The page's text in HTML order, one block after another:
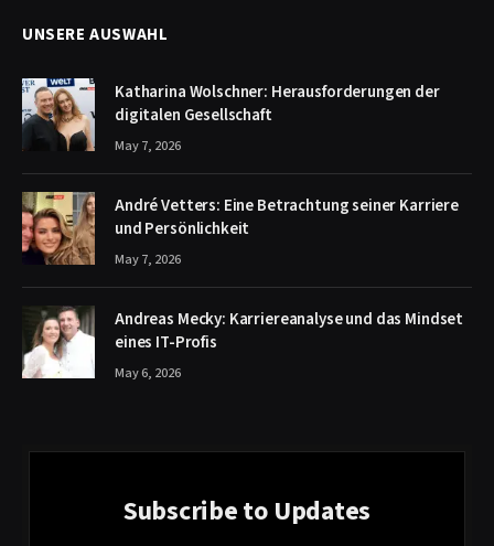
UNSERE AUSWAHL
Katharina Wolschner: Herausforderungen der
digitalen Gesellschaft
May 7, 2026
André Vetters: Eine Betrachtung seiner Karriere
und Persönlichkeit
May 7, 2026
Andreas Mecky: Karriereanalyse und das Mindset
eines IT-Profis
May 6, 2026
Subscribe to Updates